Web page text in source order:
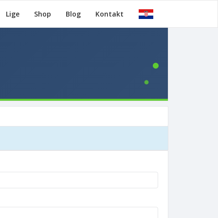
Lige Shop Blog Kontakt